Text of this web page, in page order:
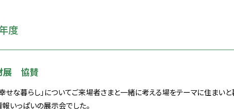
度
展 協賛
せな暮らし」についてご来場者さまと一緒に考える場をテーマに住まい
いっぱいの展示会でした。